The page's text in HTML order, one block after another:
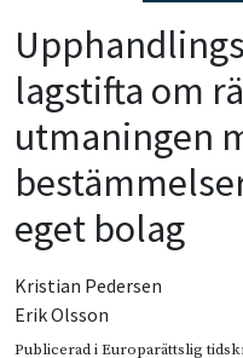
lagstifta om
utmaningen
eget bolag
Kristian Pedersen
Erik Olsson
Publicerad iEuroparättslig